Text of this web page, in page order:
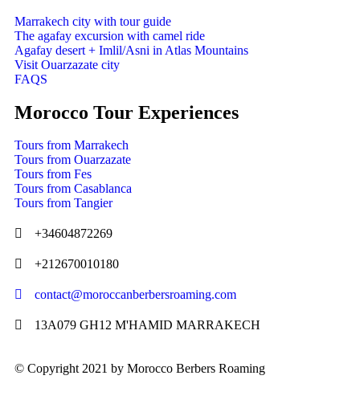
Marrakech city with tour guide
The agafay excursion with camel ride
Agafay desert + Imlil/Asni in Atlas Mountains
Visit Ouarzazate city
FAQS
Morocco Tour Experiences
Tours from Marrakech
Tours from Ouarzazate
Tours from Fes
Tours from Casablanca
Tours from Tangier
+34604872269
+212670010180
contact@moroccanberbersroaming.com
13A079 GH12 M'HAMID MARRAKECH
© Copyright 2021 by Morocco Berbers Roaming